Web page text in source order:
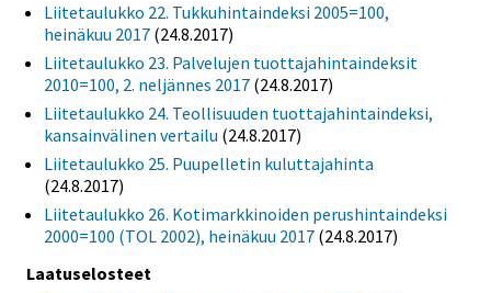
Liitetaulukko 22. Tukkuhintaindeksi 2005=100,
heinäkuu 2017 (24.8.2017)
Liitetaulukko 23. Palvelujen tuottajahintaindeksit
2010=100, 2. neljännes 2017 (24.8.2017)
Liitetaulukko 24. Teollisuuden tuottajahintaindeksi,
kansainvälinen vertailu (24.8.2017)
Liitetaulukko 25. Puupelletin kuluttajahinta
(24.8.2017)
Liitetaulukko 26. Kotimarkkinoiden perushintaindeksi
2000=100 (TOL 2002), heinäkuu 2017 (24.8.2017)
Laatuselosteet